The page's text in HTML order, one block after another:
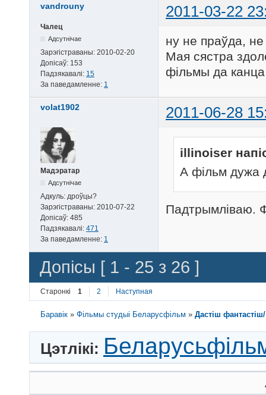
vandrouny 2011-03-22
Чалец
Адсутнічае
Зарэгістраваны: 2010-02-20
Допісаў: 153
Падзякавалі: 15
За паведамленне: 1
ну не праўда, не
Мая сястра
фільмы да
volat1902 2011-06-28
Мадэратар
Адсутнічае
Адкуль: дроўцы?
Зарэгістраваны: 2010-07-22
Допісаў: 485
Падзякавалі: 471
За паведамленне: 1
illinoiser
А фiльм дужа
Падтрымліваю.
Допісы [ 1 - 25 з 26 ]
Старонкі 1 2 Наступная
Баравік »Фільмы студыі Беларусфільм »Дастіш
Цэтлікі: